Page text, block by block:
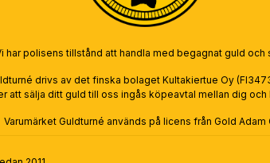
har polisens tillstånd att handla med begagnat guld och
drivs av det finska bolaget Kultakiertue Oy
att sälja ditt guld till oss ingås köpeavtal mellan dig och
Varumärket Guldturné används på licens från Gold Adam